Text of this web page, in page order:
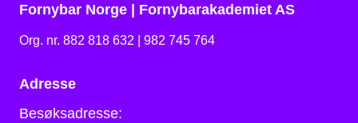
Fornybar Norge | Fornybarakademiet AS
Org. nr. 882 818 632 | 982 745 764
Adresse
Besøksadresse: